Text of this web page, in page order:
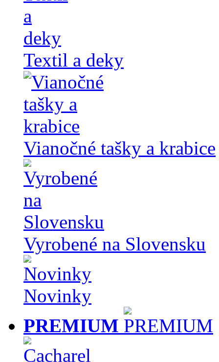
Textil a deky
Vianočné tašky a krabice
Vyrobené na Slovensku
Novinky
PREMIUM